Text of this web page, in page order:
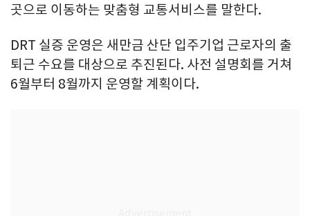
곳으로 이동하는 맞춤형 교통서비스를 말한다.
DRT 실증 운영은 새만금 산단 입주기업 근로자의 출
퇴근 수요를 대상으로 추진된다. 사전 설명회를 거쳐
6월부터 8월까지 운영할 계획이다.